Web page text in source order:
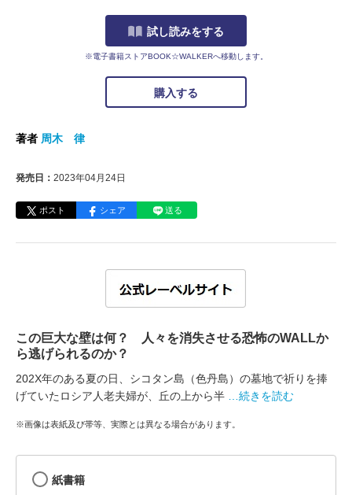
試し読みをする
※電子書籍ストアBOOK☆WALKERへ移動します。
購入する
著者 周木 律
発売日： 2023年04月24日
ポスト シェア 送る
この巨大な壁は何？ 人々を消失させる恐怖のWALLか
ら逃げられるのか？
202X年のある夏の日、シコタン島（色丹島）の墓地で祈りを捧
げていたロシア人老夫婦が、丘の上から半
…続きを読む
※画像は表紙及び帯等、実際とは異なる場合があります。
紙書籍